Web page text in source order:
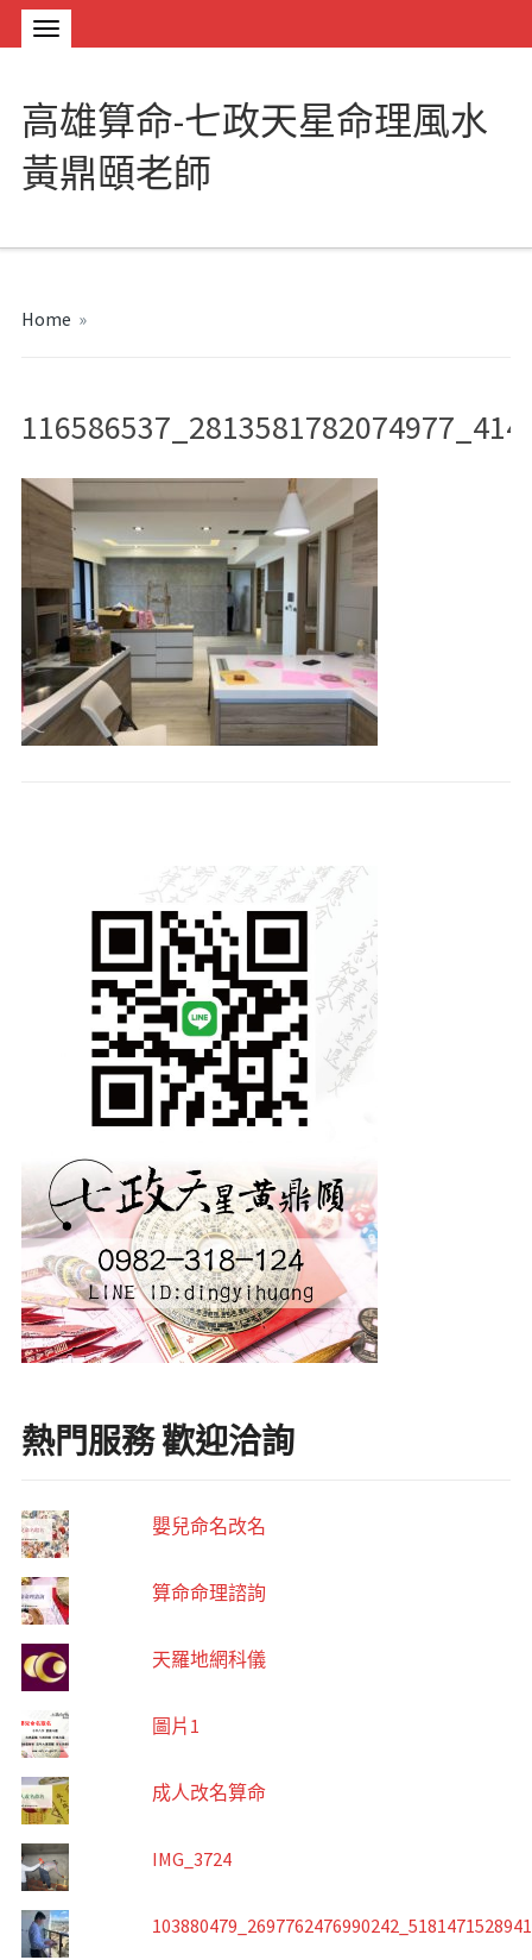
高雄算命-七政天星命理風水
黃鼎頤老師
Home »
熱門服務 歡迎洽詢
嬰兒命名改名
算命命理諮詢
天羅地網科儀
圖片1
成人改名算命
IMG_3724